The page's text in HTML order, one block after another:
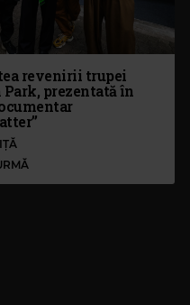
revenirii trupei
prezentată în